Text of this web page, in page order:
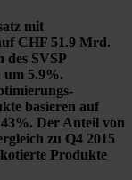
mit
CHF 51.9 Mrd.
des SVSP
um 5.9%.
basieren auf
Der Anteil von
zu Q4 2015
Produkte